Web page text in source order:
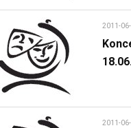
2011-
2011-